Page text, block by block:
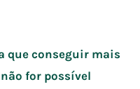
que conseguir mais
for possível